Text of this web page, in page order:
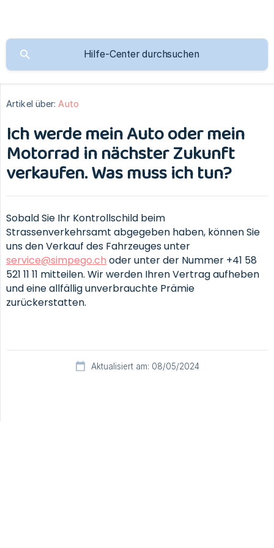
Artikel über: Auto
Ich werde mein Auto oder mein
Motorrad in nächster Zukunft
verkaufen. Was muss ich tun?
Sobald Sie Ihr Kontrollschild beim
Strassenverkehrsamt abgegeben haben, können Sie
uns den Verkauf des Fahrzeuges unter
service@simpego.ch oder unter der Nummer +41 58
521 11 11 mitteilen. Wir werden Ihren Vertrag aufheben
und eine allfällig unverbrauchte Prämie
zurückerstatten.
Aktualisiert am: 08/05/2024